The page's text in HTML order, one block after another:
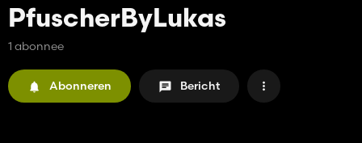
PfuscherByLukas
1 abonnee
Abonneren Bericht